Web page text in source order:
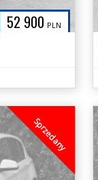
52 900 PLN
Sprzedany